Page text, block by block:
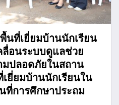
นที่เยี่ยมบ้านนักเรียน
ลื่อนระบบดูแลช่วย
มปลอดภัยในสถาน
ยี่ยมบ้านนักเรียนใน
ที่การศึกษาประถม